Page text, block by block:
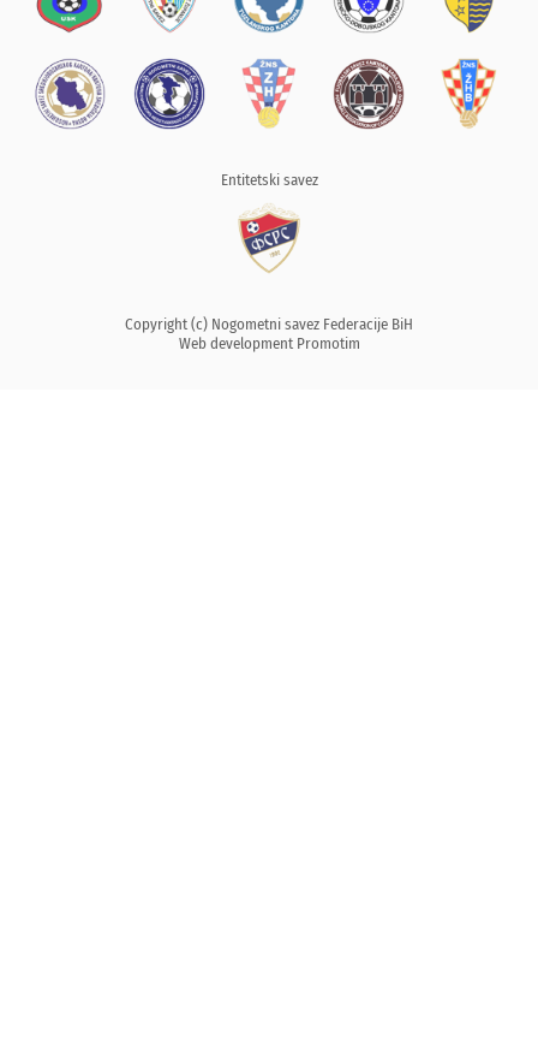
Entitetski savez
Copyright (c) Nogometni savez Federacije BiH
Web development Promotim